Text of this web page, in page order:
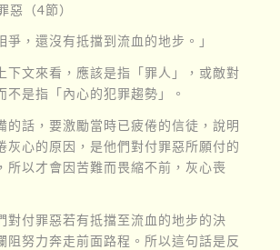
惡（4節）
爭，還沒有抵擋到流血的地步。」
下文來看，應該是指「罪人」，或敵對
不是指「內心的犯罪趨勢」。
的話，要激勵當時已疲倦的信徒，說明
灰心的原因，是他們對付罪惡所願付的
所以才會因苦難而畏縮不前，灰心喪
對付罪惡若有抵擋至流血的地步的決
阻努力奔走前面路程。所以這句話是反